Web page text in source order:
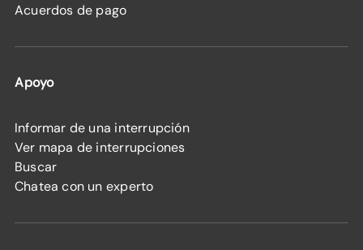
Acuerdos de pago
Apoyo
Informar de una interrupción
Ver mapa de interrupciones
Buscar
Chatea con un experto